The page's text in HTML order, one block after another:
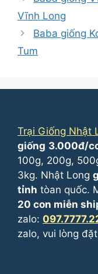
Vĩnh Long
Baba giống
Tum
Trại Giống Nhật
giống 3.000đ/
100g, 200g,
3kg. Nhật Long
tỉnh tòan quốc.
20 con miễn
zalo:
zalo, vui lòng